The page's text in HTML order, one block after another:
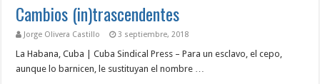
Cambios (in)trascendentes
Jorge Olivera Castillo 3 septiembre, 2018
La Habana, Cuba | Cuba Sindical Press – Para un esclavo, el cepo,
aunque lo barnicen, le sustituyan el nombre …